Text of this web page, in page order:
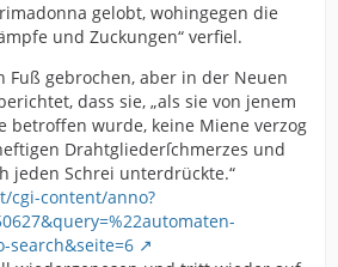
gelobt, wohingegen die
und Zuckungen“ verfiel.
Fuß gebrochen, aber in der Neuen
dass sie, „als sie von jenem
betroffen wurde, keine Miene verzog
Drahtgliederſchmerzes und
jeden Schrei unterdrückte.“
cgi-content/anno?
search&seite=6